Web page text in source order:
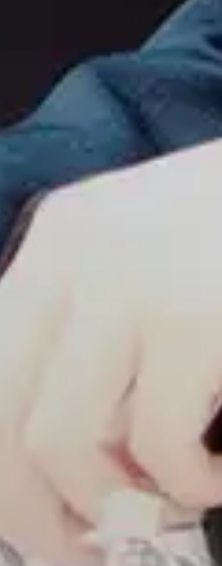
BtoCオンライン販売事業は、この基本方針
に沿って、チームで成果を生み出す仕組みや
行動基準、KPIなどを細かく構築。その結
果、2021年度からの2年間で売上約10倍の
成長を遂げることができました。
エシカルジュエリーを
多彩な販路を保有
国内外で開催されている宝飾展示会の他
に、2021年に立ち上げたBtoCブランド
『POCKET BY KISHUN』、国内の小売店へ
の卸売りなど多彩な販路でエシカルジュエ
リーをお届けしています。その売上は年々上
昇中。より多くの方へ届けるために、販路の
拡大に努めています。